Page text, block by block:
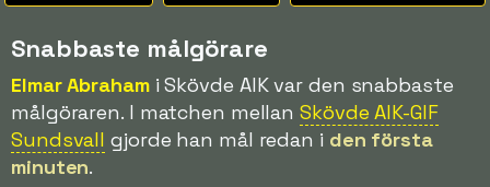
Snabbaste målgörare
Elmar Abrahami Skövde AIK var den snabbaste
målgöraren. I matchen mellanSkövde AIK-GIF
Sundsvall gjorde han mål redan i den första
minuten.